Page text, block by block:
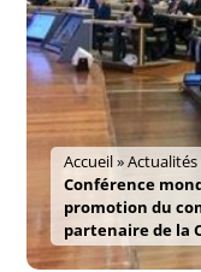
Accueil»Actualités
Conférence
promotion du
partenaire de la